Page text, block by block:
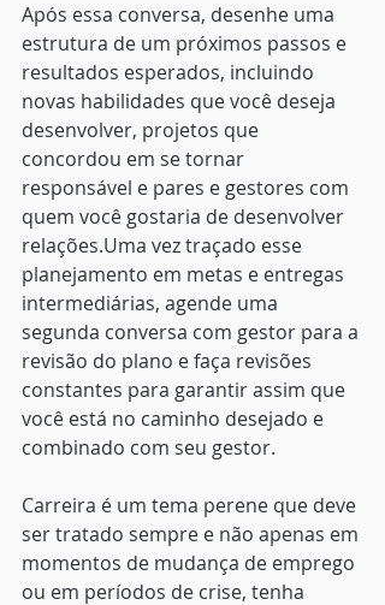
Após essa conversa, desenhe uma
estrutura de um próximos passos e
resultados esperados, incluindo
novas habilidades que você deseja
desenvolver, projetos que
concordou em se tornar
responsável e pares e gestores com
quem você gostaria de desenvolver
relações.Uma vez traçado esse
planejamento em metas e entregas
intermediárias, agende uma
segunda conversa com gestor para a
revisão do plano e faça revisões
constantes para garantir assim que
você está no caminho desejado e
combinado com seu gestor.
Carreira é um tema perene que deve
ser tratado sempre e não apenas em
momentos de mudança de emprego
ou em períodos de crise, tenha